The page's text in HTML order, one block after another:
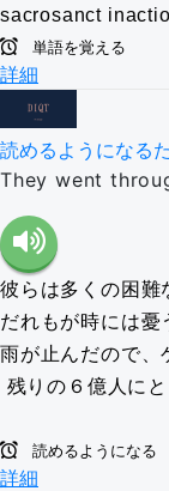
sacrosanct
単語を覚える
詳細
読めるようになる
They went
彼らは多くの困難
だれもが時には憂
雨が止んだので、
残りの６億人に
読めるようになる
詳細